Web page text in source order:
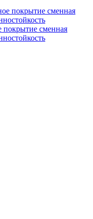
покрытие сменная